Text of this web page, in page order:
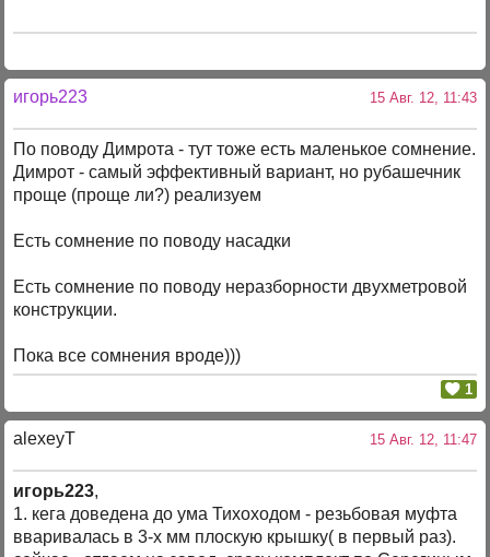
игорь223 15 Авг. 12, 11:43
По поводу Димрота - тут тоже есть маленькое сомнение.
Димрот - самый эффективный вариант, но рубашечник
проще (проще ли?) реализуем
Есть сомнение по поводу насадки
Есть сомнение по поводу неразборности двухметровой
конструкции.
Пока все сомнения вроде)))
1
alexeyT 15 Авг. 12, 11:47
игорь223,
1. кега доведена до ума Тихоходом - резьбовая муфта
вваривалась в 3-х мм плоскую крышку( в первый раз).